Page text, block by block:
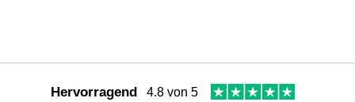
Hervorragend 4.8 von 5